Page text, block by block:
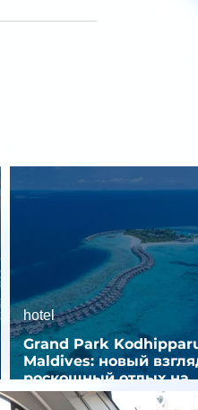
Grand Park
Maldives: новый
роскошный отдых на
Мальдивах
hotel